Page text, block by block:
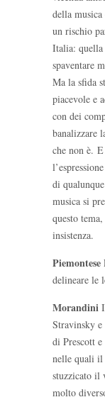
della
un rischio
Italia: quella
spaventare
Ma la sfida
piacevole e
con dei
banalizzare
che non è.
di
musica si
questo
insistenza.
Piemontese
delineare le
Morandini
Stravinsky
di Prescott
nelle quali il
stuzzicato il
molto